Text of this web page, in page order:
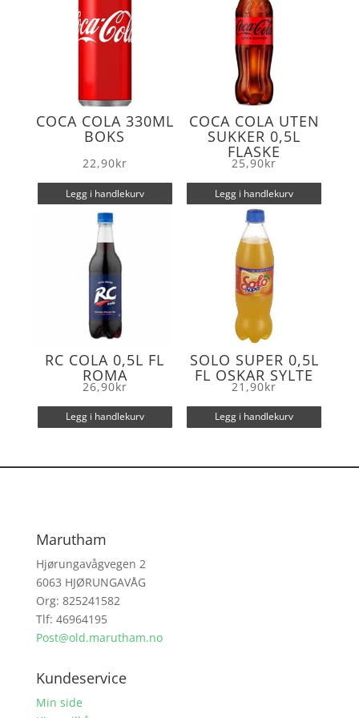
COCA COLA 330ML
BOKS
22,90kr
Legg i handlekurv
COCA COLA UTEN
SUKKER 0,5L
FLASKE
25,90kr
Legg i handlekurv
RC COLA 0,5L FL
ROMA
26,90kr
Legg i handlekurv
SOLO SUPER 0,5L
FL OSKAR SYLTE
21,90kr
Legg i handlekurv
Marutham
Hjørungavågvegen 2
6063 HJØRUNGAVÅG
Org: 825241582
Tlf: 46964195
Post@old.marutham.no
Kundeservice
Min side